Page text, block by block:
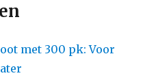
met 300 pk: Voor